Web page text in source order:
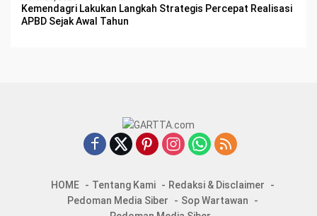
Kemendagri Lakukan Langkah Strategis Percepat Realisasi
APBD Sejak Awal Tahun
HOME Tentang Kami
Redaksi & Disclaimer
Pedoman Media Siber
Sop Wartawan